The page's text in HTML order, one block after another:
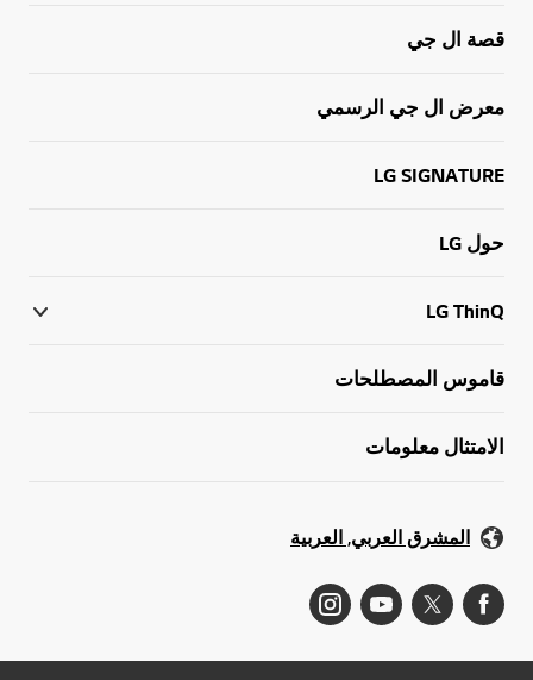
قصة ال جي
معرض ال جي الرسمي
LG SIGNATURE
حول LG
LG ThinQ
قاموس المصطلحات
الامتثال معلومات
المشرق العربي, العربية